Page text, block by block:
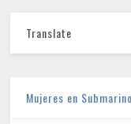
Translate
Mujeres en